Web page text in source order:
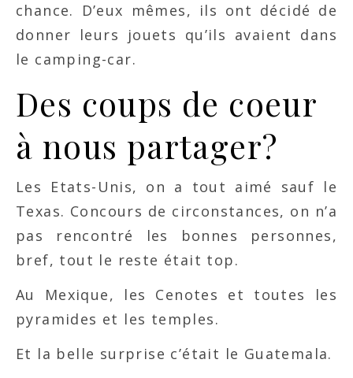
chance. D’eux mêmes, ils ont décidé de
donner leurs jouets qu’ils avaient dans
le camping-car.
Des coups de coeur
à nous partager?
Les Etats-Unis, on a tout aimé sauf le
Texas. Concours de circonstances, on n’a
pas rencontré les bonnes personnes,
bref, tout le reste était top.
Au Mexique, les Cenotes et toutes les
pyramides et les temples.
Et la belle surprise c’était le Guatemala.